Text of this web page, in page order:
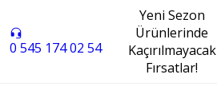
0 545 174 02 54
Yeni Sezon
Ürünlerinde
Kaçırılmayacak
Fırsatlar!